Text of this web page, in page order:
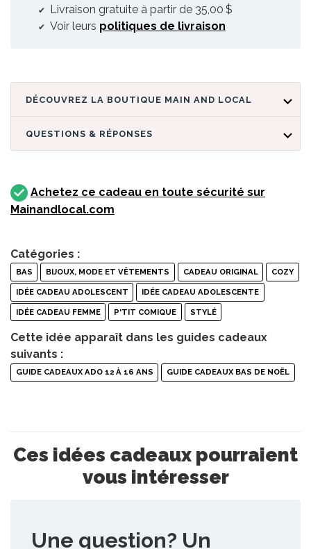
Livraison gratuite à partir de 35,00 $
Voir leurs politiques de livraison
DÉCOUVREZ LA BOUTIQUE MAIN AND LOCAL
QUESTIONS & RÉPONSES
Achetez ce cadeau en toute sécurité sur
Mainandlocal.com
Catégories :
BAS BIJOUX, MODE ET VÊTEMENTS CADEAU ORIGINAL COZY
IDÉE CADEAU ADOLESCENT IDÉE CADEAU ADOLESCENTE
IDÉE CADEAU FEMME P'TIT COMIQUE STYLÉ
Cette idée apparaît dans les guides cadeaux
suivants :
GUIDE CADEAUX ADO 12 À 16 ANS GUIDE CADEAUX BAS DE NOËL
Ces idées cadeaux pourraient
vous intéresser
Une question? Un